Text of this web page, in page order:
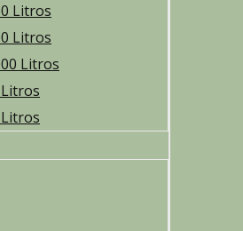
Litros
Litros
Litros